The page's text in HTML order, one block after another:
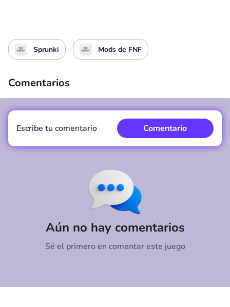
Sprunki Mods de FNF
Comentarios
Aún no hay comentarios
Sé el primero en comentar este juego
Escribe tu comentario Comentario